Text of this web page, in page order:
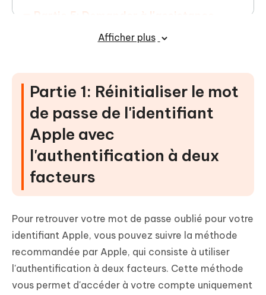
Partie 5: Demander à l'assistance
d'Apple le mot de passe oublié de
Afficher plus
Partie 1: Réinitialiser le mot
de passe de l'identifiant
Apple avec
l'authentification à deux
facteurs
Pour retrouver votre mot de passe oublié pour votre
identifiant Apple, vous pouvez suivre la méthode
recommandée par Apple, qui consiste à utiliser
l'authentification à deux facteurs. Cette méthode
vous permet d'accéder à votre compte uniquement